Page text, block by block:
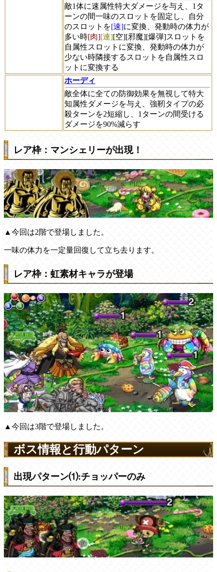
敵1体に速属性特大ダメージを与え、1タ
ーンの間一味のスロットを固定し、自分
のスロットを[速]に変換、発動時の体力が
多い時[肉][連][空][邪魔][爆弾]スロットを
自属性スロットに変換、発動時の体力が
少ない時隣接するスロットを自属性スロ
ットに変換する
ホーディ
敵全体に全ての防御効果を無視して特大
知属性ダメージを与え、強靭タイプの必
殺ターンを2短縮し、1ターンの間受ける
ダメージを90%減らす
レア枠：マンシェリーが出現！
▲今回は2階で登場しました。
一味の体力を一定量回復して立ち去ります。
レア枠：虹素材キャラが登場
▲今回は3階で登場しました。
ボス情報と行動パターン
出現パターン⑴:チョッパーのみ